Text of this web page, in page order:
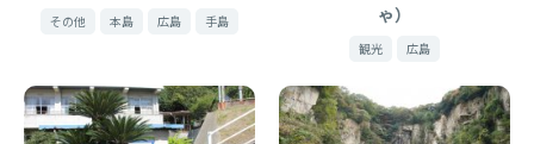
その他 本島 広島 手島
ゃ）
観光 広島